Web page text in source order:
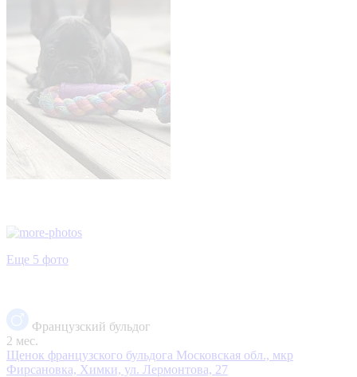
Еще 5 фото
Французский бульдог
2 мес.
Щенок французского бульдога Московская обл., мкр
Фирсановка, Химки, ул. Лермонтова, 27